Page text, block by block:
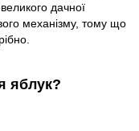
дачної
механізму, тому що
яблук?